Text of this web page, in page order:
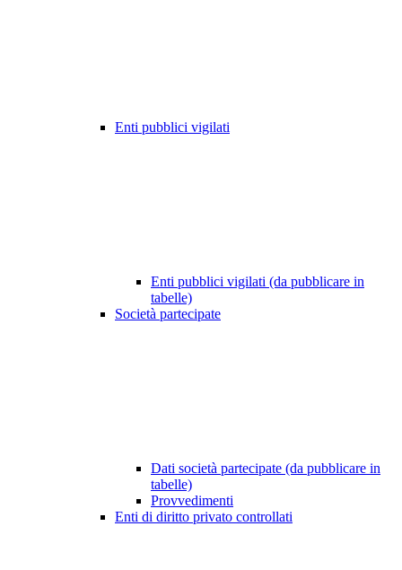
Enti pubblici vigilati
Enti pubblici vigilati (da pubblicare in
tabelle)
Società partecipate
Dati società partecipate (da pubblicare in
tabelle)
Provvedimenti
Enti di diritto privato controllati